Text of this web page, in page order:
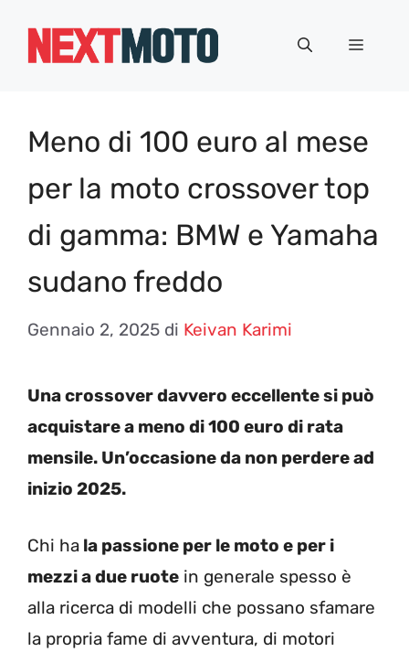
Menu
Meno di 100 euro al mese
per la moto crossover top
di gamma: BMW e Yamaha
sudano freddo
Gennaio 2, 2025 di Keivan Karimi
Una crossover davvero eccellente si può
acquistare a meno di 100 euro di rata
mensile. Un’occasione da non perdere ad
inizio 2025.
Chi ha la passione per le moto e per i
mezzi a due ruote in generale spesso è
alla ricerca di modelli che possano sfamare
la propria fame di avventura, di motori